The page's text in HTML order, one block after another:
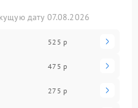
дату 07.08.2026
525 р
475 р
275 р